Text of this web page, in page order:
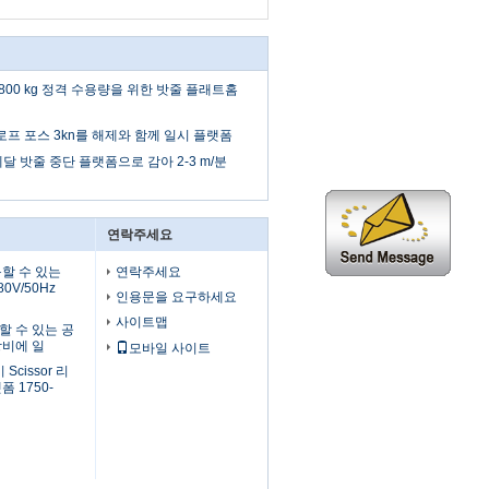
kg 정격 수용량을 위한 밧줄 플래트홈
프 포스 3kn를 해제와 함께 일시 플랫폼
밧줄 중단 플랫폼으로 감아 2-3 m/분
수 있는
50Hz
수 있는 공
에 일
Scissor 리
폼 1750-
연락주세요
연락주세요
인용문을 요구하세요
사이트맵
모바일 사이트